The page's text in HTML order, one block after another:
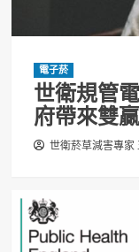
電子菸
世衛規管
府帶來雙贏
世衛菸草減害專家